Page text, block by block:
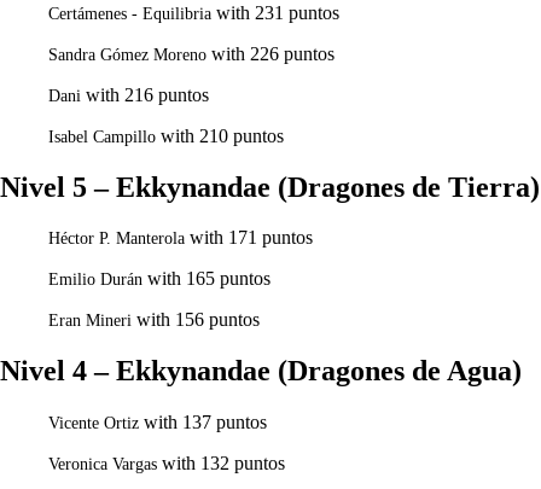
Certámenes - Equilibria with 231 puntos
Sandra Gómez Moreno with 226 puntos
Dani with 216 puntos
Isabel Campillo with 210 puntos
Nivel 5 – Ekkynandae (Dragones de Tierra)
Héctor P. Manterola with 171 puntos
Emilio Durán with 165 puntos
Eran Mineri with 156 puntos
Nivel 4 – Ekkynandae (Dragones de Agua)
Vicente Ortiz with 137 puntos
Veronica Vargas with 132 puntos